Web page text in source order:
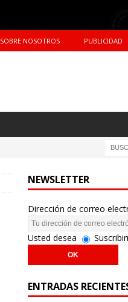
SOBRE NOSOTROS PUBLICIDAD
NEWSLETTER
Dirección de correo
Usted desea
ENTRADAS